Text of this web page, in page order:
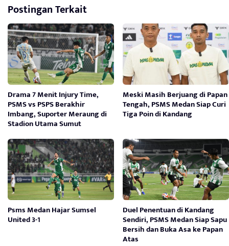
Postingan Terkait
Drama 7 Menit Injury Time,
PSMS vs PSPS Berakhir
Imbang, Suporter Meraung di
Stadion Utama Sumut
Meski Masih Berjuang di Papan
Tengah, PSMS Medan Siap Curi
Tiga Poin di Kandang
Psms Medan Hajar Sumsel
United 3-1
Duel Penentuan di Kandang
Sendiri, PSMS Medan Siap Sapu
Bersih dan Buka Asa ke Papan
Atas